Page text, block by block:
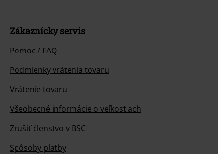
Zákaznícky servis
Pomoc / FAQ
Podmienky vrátenia tovaru
Vrátenie tovaru
Všeobecné informácie o veľkostiach
Zrušiť členstvo v BSC
Spôsoby platby